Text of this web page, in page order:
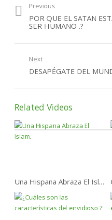
católicos por el Islam.
ABRAZO EL ISLAM.
Jovencito inglés se
convierte al islam
Paren de Mentir .
Mas Hispanos Aceptando
El Islam cada Dia
Previous
POR QUE EL SATAN
SER HUMANO .?
Next
DESAPÉGATE DEL
Related Videos
Una Hispana Abraza El Islam.